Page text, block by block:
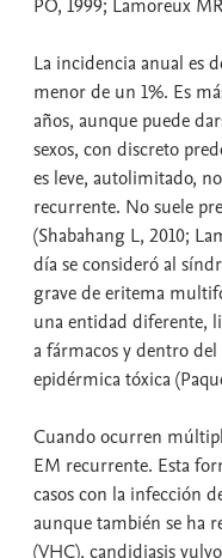
PO, 1999; Lamoreux
La incidencia anual es
menor de un 1%. Es
años, aunque puede
sexos, con discreto
es leve, autolimitado,
recurrente. No suele
(Shabahang L, 2010;
día se consideró al
grave de eritema
una entidad diferente,
a fármacos y dentro
epidérmica tóxica
Cuando ocurren
EM recurrente. Esta
casos con la infección
aunque también se ha
(VHC), candidiasis